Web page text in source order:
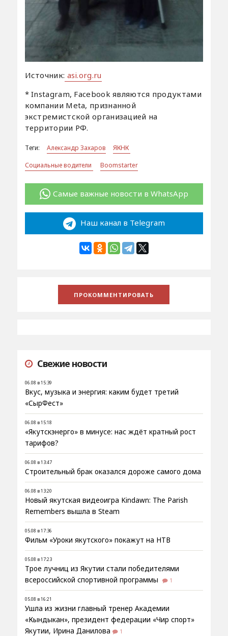
Источник: asi.org.ru
* Instagram, Facebook являются продуктами
компании Meta, признанной
экстремистской организацией на
территории РФ.
Теги: Александр Захаров
ЯКНК
Социальные водители
Boomstarter
Самые важные новости в WhatsApp
Наш канал в Telegram
Свежие новости
06.08 в 15:39
Вкус, музыка и энергия: каким будет третий
«СырФест»
06.08 в 15:18
«Якутскэнерго» в минусе: нас ждёт кратный рост
тарифов?
06.08 в 13:47
Строительный брак оказался дороже самого дома
06.08 в 13:20
Новый якутская видеоигра Kindawn: The Parish
Remembers вышла в Steam
05.08 в 17:36
Фильм «Уроки якутского» покажут на НТВ
05.08 в 17:23
Трое лучниц из Якутии стали победителями
всероссийской спортивной программы
1
05.08 в 16:21
Ушла из жизни главный тренер Академии
«Кындыкан», президент федерации «Чир спорт»
Якутии, Ирина Данилова
1